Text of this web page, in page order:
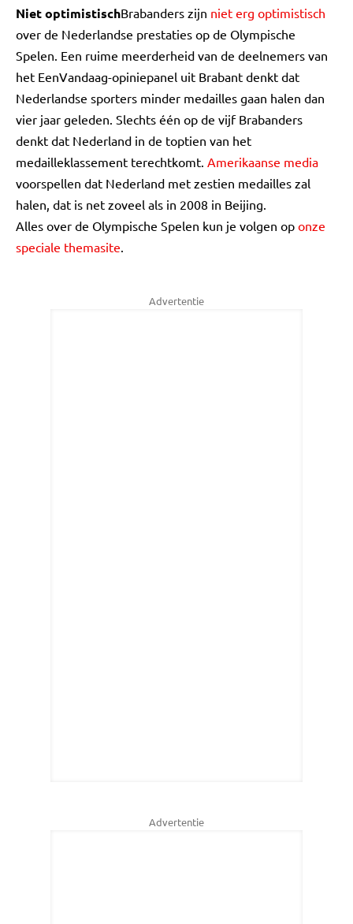
Niet optimistischBrabanders zijn niet erg optimistisch
over de Nederlandse prestaties op de Olympische
Spelen. Een ruime meerderheid van de deelnemers van
het EenVandaag-opiniepanel uit Brabant denkt dat
Nederlandse sporters minder medailles gaan halen dan
vier jaar geleden. Slechts één op de vijf Brabanders
denkt dat Nederland in de toptien van het
medailleklassement terechtkomt. Amerikaanse media
voorspellen dat Nederland met zestien medailles zal
halen, dat is net zoveel als in 2008 in Beijing.
Alles over de Olympische Spelen kun je volgen op onze
speciale themasite.
Advertentie
Advertentie